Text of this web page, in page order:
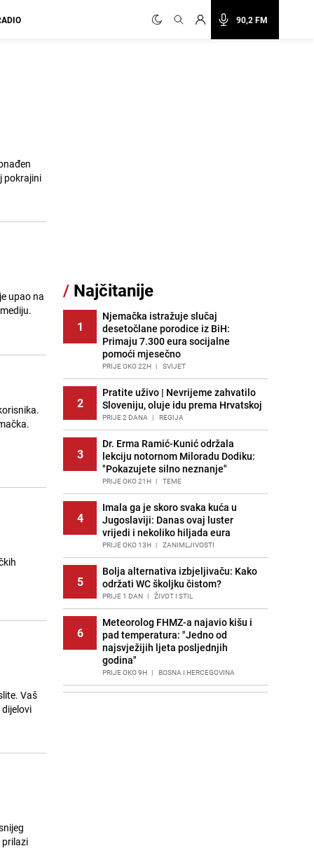
90,2 FM
pokrajini
upao na
Vaš
/ Najčitanije
1
Njemačka istražuje slučaj
desetočlane porodice iz BiH:
Primaju 7.300 eura socijalne
pomoći mjesečno
PRIJE OKO 22H | SVIJET
2
Pratite uživo | Nevrijeme zahvatilo
Sloveniju, oluje idu prema Hrvatskoj
PRIJE 2 DANA | REGIJA
3
Dr. Erma Ramić-Kunić održala
lekciju notornom Miloradu Dodiku:
"Pokazujete silno neznanje"
PRIJE OKO 21H | TEME
4
Imala ga je skoro svaka kuća u
Jugoslaviji: Danas ovaj luster
vrijedi i nekoliko hiljada eura
PRIJE OKO 13H | ZANIMLJIVOSTI
5
Bolja alternativa izbjeljivaču: Kako
održati WC školjku čistom?
PRIJE 1 DAN | ŽIVOT I STIL
6
Meteorolog FHMZ-a najavio kišu i
pad temperatura: "Jedno od
najsvježijih ljeta posljednjih
godina"
PRIJE OKO 9H | BOSNA I HERCEGOVINA